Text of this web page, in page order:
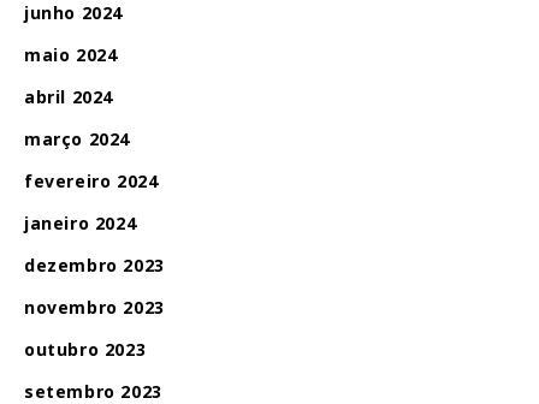
junho 2024
maio 2024
abril 2024
março 2024
fevereiro 2024
janeiro 2024
dezembro 2023
novembro 2023
outubro 2023
setembro 2023